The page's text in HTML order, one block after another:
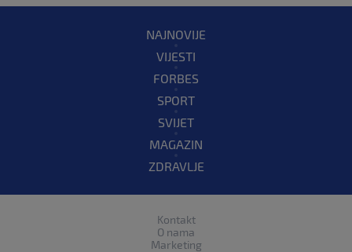
NAJNOVIJE
VIJESTI
FORBES
SPORT
SVIJET
MAGAZIN
ZDRAVLJE
Kontakt
O nama
Marketing